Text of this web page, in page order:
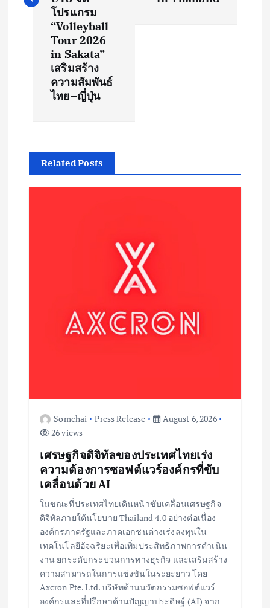
n
a
t
โปรแกรม
“Volleyball
Tour 2026
in Sakata”
เสริมสร้าง
ความสัมพันธ์
ไทย–ญี่ปุ่น
Related Posts
Somchai Press Release
August 6, 2026
26 views
เศรษฐกิจดิจิทัลของประเทศไทยเร่ง
ความต้องการซอฟต์แวร์องค์กรที่ขับ
เคลื่อนด้วย AI
ในขณะที่ประเทศไทยเดินหน้าขับเคลื่อนเศรษฐกิจ
ดิจิทัลภายใต้นโยบาย Thailand 4.0 อย่างต่อเนื่อง
องค์กรภาครัฐและภาคเอกชนต่างเร่งลงทุนใน
เทคโนโลยีอัจฉริยะเพื่อเพิ่มประสิทธิภาพการดำเนิน
งาน ยกระดับกระบวนการทางธุรกิจ และเสริมสร้าง
ความสามารถในการแข่งขันในระยะยาว โดย
Axcron Pte. Ltd. บริษัทด้านนวัตกรรมซอฟต์แวร์
องค์กรและที่ปรึกษาด้านปัญญาประดิษฐ์ (AI) จาก